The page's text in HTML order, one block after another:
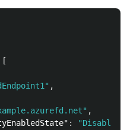
[
,
,
: "Disabled"